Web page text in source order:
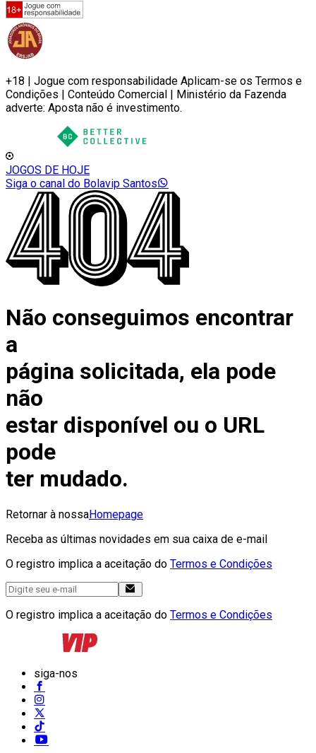
+18 | Jogue com responsabilidade Aplicam-se os Termos e
Condições | Conteúdo Comercial | Ministério da Fazenda
adverte: Aposta não é investimento.
JOGOS DE HOJE
Siga o canal do Bolavip Santos
Não conseguimos encontrar
a
página solicitada, ela pode
não
estar disponível ou o URL
pode
ter mudado.
Retornar à nossaHomepage
Receba as últimas novidades em sua caixa de e-mail
O registro implica a aceitação do Termos e Condições
O registro implica a aceitação do Termos e Condições
siga-nos